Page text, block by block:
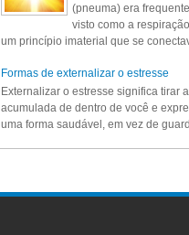
(pneuma) era
visto como a
um princípio imaterial que se
Formas de externalizar o estresse
Externalizar o estresse significa tirar
acumulada de dentro de você e
uma forma saudável, em vez de